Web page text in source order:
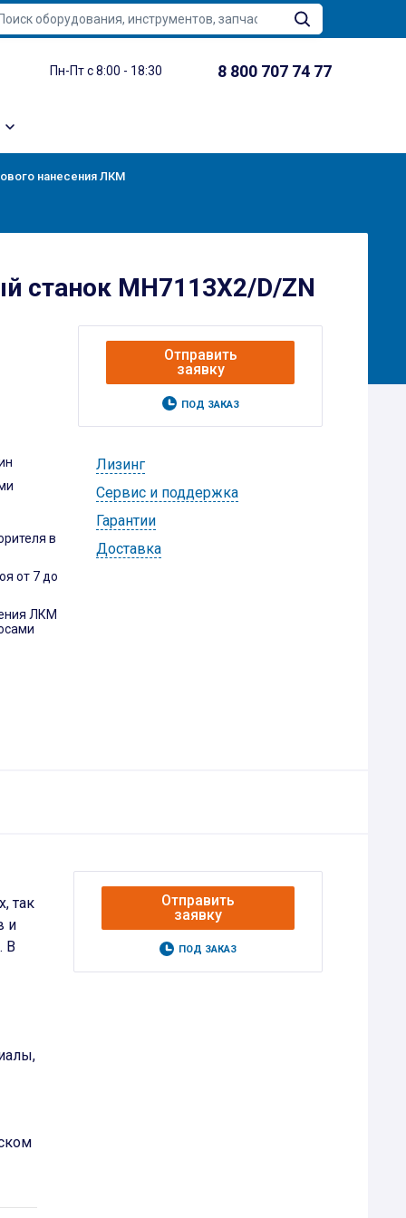
Пн-Пт с 8:00 - 18:30 8 800 707 74 77
нанесения ЛКМ
станок MH7113X2/D/ZN
в
от 7 до
ЛКМ
Отправить
заявку
ПОД ЗАКАЗ
Лизинг
Cервис и поддержка
Гарантии
Доставка
так
и
В
Отправить
заявку
ПОД ЗАКАЗ